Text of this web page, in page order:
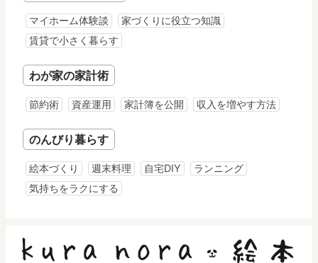
マイホーム体験談
家づくりに役立つ知識
賃貸で小さく暮らす
わが家の家計術
節約術 資産運用 家計簿を公開 収入を増やす方法
のんびり暮らす
絵本づくり 週末料理 自宅DIY
ランニング
気持ちをラクにする